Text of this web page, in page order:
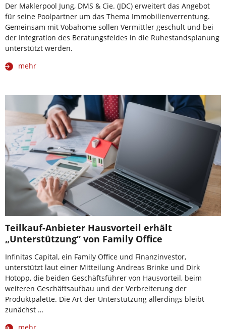
Der Maklerpool Jung, DMS & Cie. (JDC) erweitert das Angebot
für seine Poolpartner um das Thema Immobilienverrentung.
Gemeinsam mit Vobahome sollen Vermittler geschult und bei
der Integration des Beratungsfeldes in die Ruhestandsplanung
unterstützt werden.
mehr
Teilkauf-Anbieter Hausvorteil erhält
„Unterstützung“ von Family Office
Infinitas Capital, ein Family Office und Finanzinvestor,
unterstützt laut einer Mitteilung Andreas Brinke und Dirk
Hotopp, die beiden Geschäftsführer von Hausvorteil, beim
weiteren Geschäftsaufbau und der Verbreiterung der
Produktpalette. Die Art der Unterstützung allerdings bleibt
zunächst …